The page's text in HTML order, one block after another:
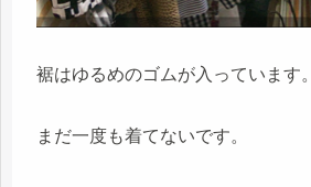
裾はゆるめのゴムが入っています。
まだ一度も着てないです。